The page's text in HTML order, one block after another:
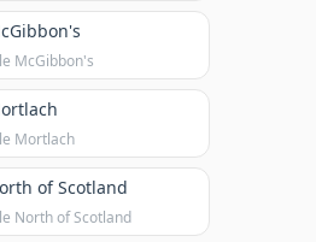
McGibbon's
Mortlach
of Scotland
North of Scotland